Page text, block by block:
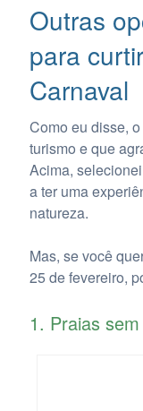
Outras
para
Carnaval
Como eu disse,
turismo e que
Acima,
a ter uma
natureza.
Mas, se você
25 de fevereiro,
1. Praias